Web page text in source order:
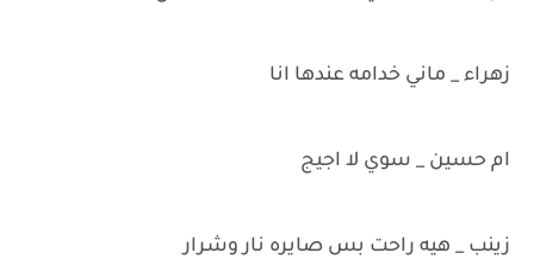
زهراء _ ماني خدامه عندها انا
ام حسين _ سوي لا اجيج
زينب _ هيه راحت بس صايره نار وشرار